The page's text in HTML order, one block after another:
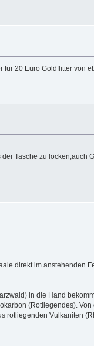
20 Euro Goldflitter von
Tasche zu
direkt im anstehenden
in die Hand
(Rotliegendes).
Vulkaniten